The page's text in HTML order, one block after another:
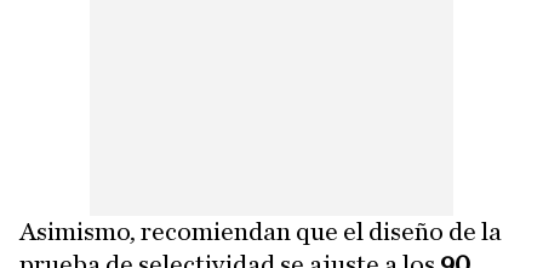
Asimismo, recomiendan que el diseño de la